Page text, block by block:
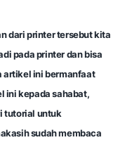
dari printer tersebut kita
pada printer dan bisa
artikel ini bermanfaat
ini kepada sahabat,
tutorial untuk
sudah membaca